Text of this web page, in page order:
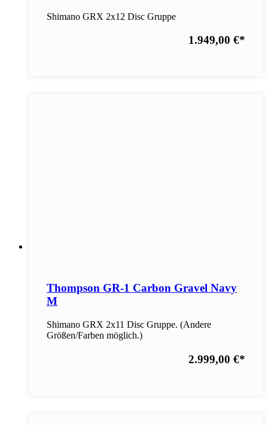
Shimano GRX 2x12 Disc Gruppe
1.949,00 €*
Thompson GR-1 Carbon Gravel Navy
M
Shimano GRX 2x11 Disc Gruppe. (Andere
Größen/Farben möglich.)
2.999,00 €*